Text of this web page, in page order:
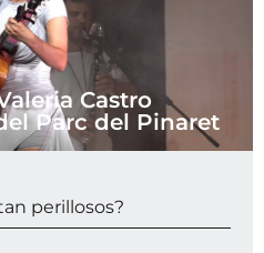
Castro
Parc del Pinaret
perillosos?